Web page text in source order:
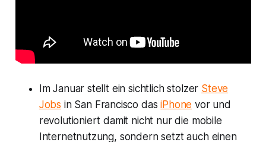
Im Januar stellt ein sichtlich stolzer Steve
Jobs in San Francisco dasiPhone vor und
revolutioniert damit nicht nur die mobile
Internetnutzung, sondern setzt auch einen